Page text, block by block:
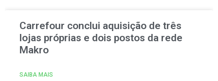
Carrefour conclui aquisição de três
lojas próprias e dois postos da rede
Makro
SAIBA MAIS